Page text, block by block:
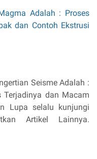
Adalah : Proses
dan Contoh Ekstrusi
Seisme Adalah :
dan Macam
Lupa selalu kunjungi
Artikel Lainnya.